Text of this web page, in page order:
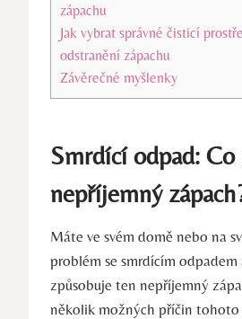
zápachu
Jak vybrat správné čisticí
odstranění zápachu
Závěrečné myšlenky
Smrdící odpad: Co
nepříjemný
Máte ve svém domě nebo na
problém se smrdícím odpadem
způsobuje ten nepříjemný
několik⁣ možných příčin‍ tohoto